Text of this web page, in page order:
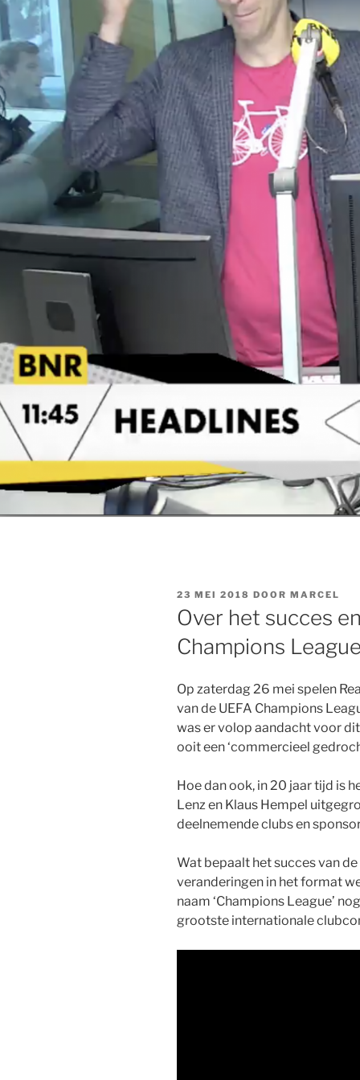
GEPLAATST
OP
23 MEI 2018 DOOR MARCEL
Over het succes
Champions League
Op zaterdag 26 mei spelen
van de UEFA Champions
was er volop aandacht voor
ooit een ‘commercieel
Hoe dan ook, in 20 jaar tijd is
Lenz en Klaus Hempel
deelnemende clubs en
Wat bepaalt het succes van
veranderingen in het format
naam ‘Champions League’
grootste internationale